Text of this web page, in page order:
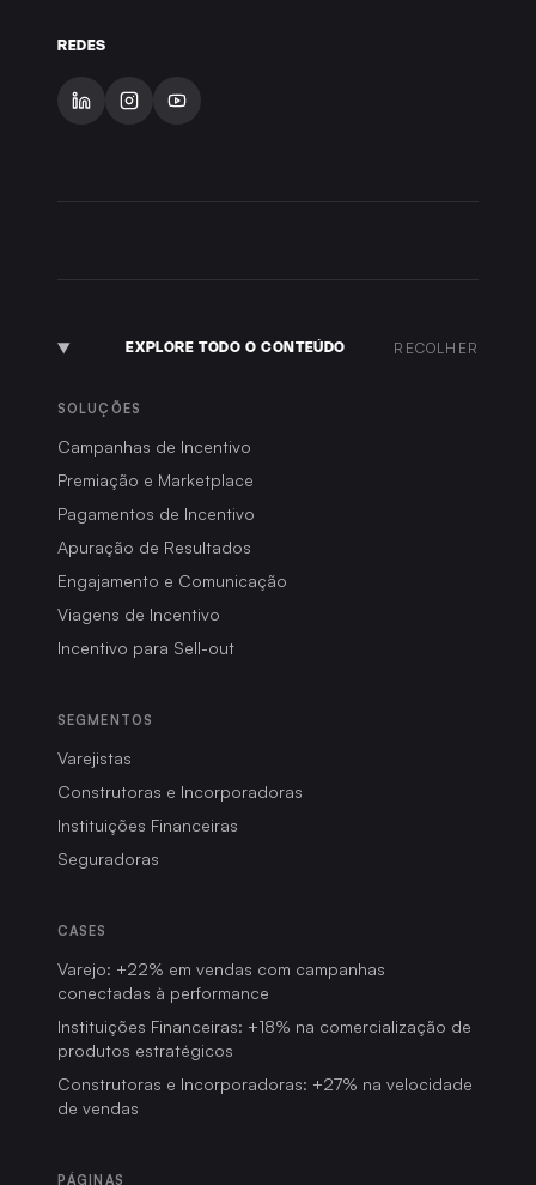
SOBRE O PRODUTO
RECOLHER
SOLUÇÕES
Campanhas de Incentivo
Premiação e Marketplace
Pagamentos de Incentivo
Apuração de Resultados
Engajamento e Comunicação
Viagens de Incentivo
Incentivo para Sell-out
SEGMENTOS
Varejistas
Construtoras e Incorporadoras
Instituições Financeiras
Seguradoras
CASES
Varejo: +22% em vendas com campanhas
conectadas à performance
Instituições Financeiras: +18% na comercialização de
produtos estratégicos
Construtoras e Incorporadoras: +27% na velocidade
de vendas
PÁGINAS